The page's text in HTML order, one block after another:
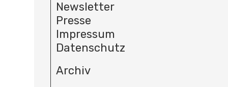
Newsletter
Presse
Impressum
Datenschutz
Archiv